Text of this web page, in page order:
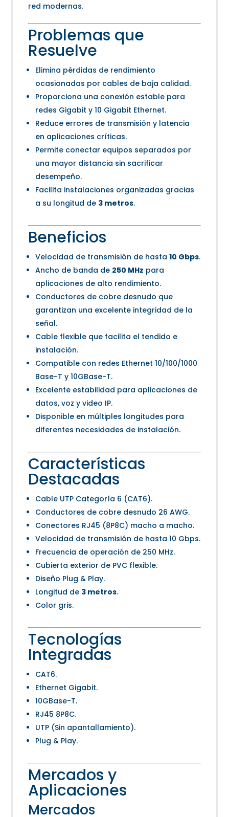
red modernas.
Problemas que
Resuelve
Elimina pérdidas de rendimiento
ocasionadas por cables de baja calidad.
Proporciona una conexión estable para
redes Gigabit y 10 Gigabit Ethernet.
Reduce errores de transmisión y latencia
en aplicaciones críticas.
Permite conectar equipos separados por
una mayor distancia sin sacrificar
desempeño.
Facilita instalaciones organizadas gracias
a su longitud de 3 metros.
Beneficios
Velocidad de transmisión de hasta10 Gbps.
Ancho de banda de 250 MHz para
aplicaciones de alto rendimiento.
Conductores de cobre desnudo que
garantizan una excelente integridad de la
señal.
Cable flexible que facilita el tendido e
instalación.
Compatible con redes Ethernet 10/100/1000
Base-T y 10GBase-T.
Excelente estabilidad para aplicaciones de
datos, voz y video IP.
Disponible en múltiples longitudes para
diferentes necesidades de instalación.
Características
Destacadas
Cable UTP Categoría 6 (CAT6).
Conductores de cobre desnudo 26 AWG.
Conectores RJ45 (8P8C) macho a macho.
Velocidad de transmisión de hasta 10 Gbps.
Frecuencia de operación de 250 MHz.
Cubierta exterior de PVC flexible.
Diseño Plug & Play.
Longitud de 3 metros.
Color gris.
Tecnologías
Integradas
CAT6.
Ethernet Gigabit.
10GBase-T.
RJ45 8P8C.
UTP (Sin apantallamiento).
Plug & Play.
Mercados y
Aplicaciones
Mercados